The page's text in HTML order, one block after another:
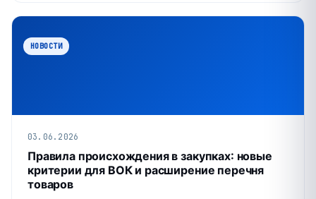
НОВОСТИ
03.06.2026
Правила происхождения в закупках: новые
критерии для ВОК и расширение перечня
товаров